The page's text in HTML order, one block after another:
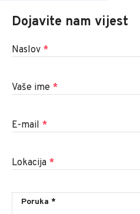
Dojavite nam vijest
Naslov *
Vaše ime *
E-mail *
Lokacija *